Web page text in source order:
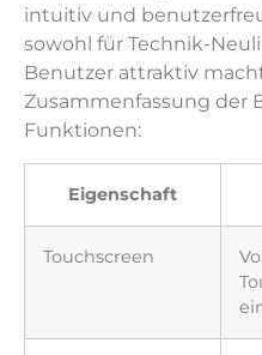
intuitiv und
sowohl für Technik-
Benutzer attraktiv
Zusammenfassung der
Funktionen:
Eigenschaft
Touchscreen